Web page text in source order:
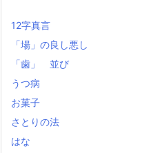
12字真言
「場」の良し悪し
「歯」 並び
うつ病
お菓子
さとりの法
はな